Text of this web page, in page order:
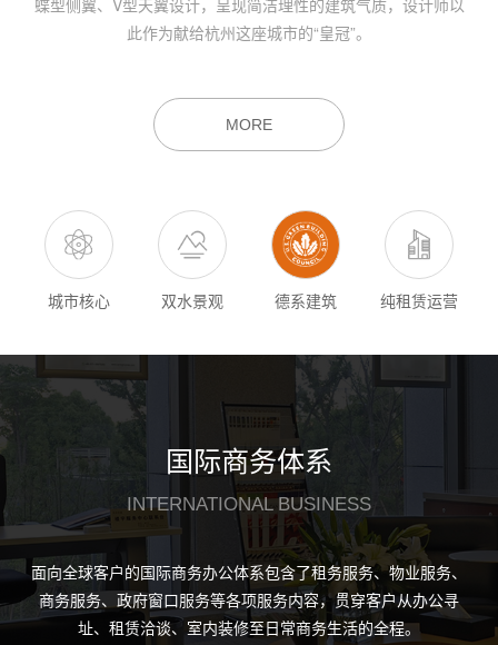
城市优质配套环绕；地铁、公交、水上巴士等多重交通网格，畅
蝶型侧翼、V型天翼设计，呈现简洁理性的建筑气质，设计师以
此作为献给杭州这座城市的“皇冠”。
MORE
城市核心 双水景观 德系建筑 纯租赁运营
国际商务体系
INTERNATIONAL BUSINESS
面向全球客户的国际商务办公体系包含了租务服务、物业服务、
商务服务、政府窗口服务等各项服务内容，贯穿客户从办公寻
址、租赁洽谈、室内装修至日常商务生活的全程。